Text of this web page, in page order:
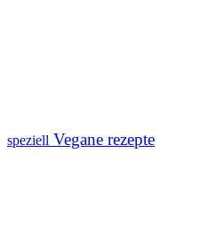
speziell Vegane rezepte